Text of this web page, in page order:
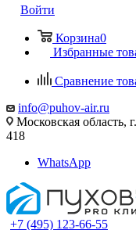
Войти
Корзина0
Избранные
Сравнение
info@puhov-air.ru
Московская область,
418
WhatsApp
+7 (495) 123-66-55